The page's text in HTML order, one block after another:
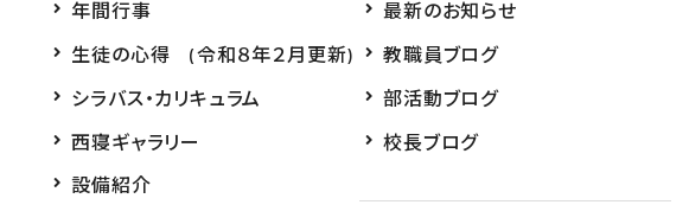
年間行事
生徒の心得 (令和８年２月更新)
シラバス・カリキュラム
西寝ギャラリー
設備紹介
最新のお知らせ
教職員ブログ
部活動ブログ
校長ブログ